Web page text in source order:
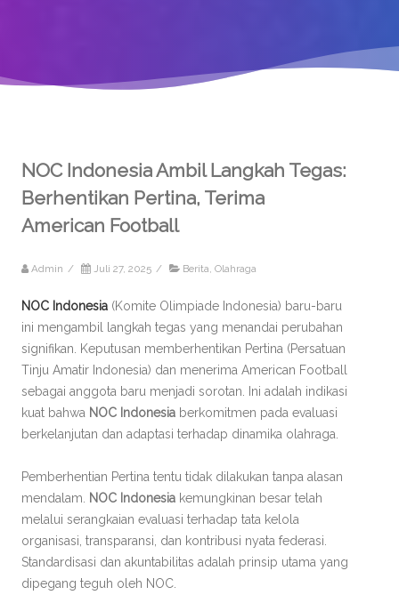
NOC Indonesia Ambil Langkah Tegas:
Berhentikan Pertina, Terima
American Football
Admin / Juli 27, 2025 / Berita, Olahraga
NOC Indonesia (Komite Olimpiade Indonesia) baru-baru
ini mengambil langkah tegas yang menandai perubahan
signifikan. Keputusan memberhentikan Pertina (Persatuan
Tinju Amatir Indonesia) dan menerima American Football
sebagai anggota baru menjadi sorotan. Ini adalah indikasi
kuat bahwa NOC Indonesia berkomitmen pada evaluasi
berkelanjutan dan adaptasi terhadap dinamika olahraga.
Pemberhentian Pertina tentu tidak dilakukan tanpa alasan
mendalam.
NOC Indonesia kemungkinan besar telah
melalui serangkaian evaluasi terhadap tata kelola
organisasi, transparansi, dan kontribusi nyata federasi.
Standardisasi dan akuntabilitas adalah prinsip utama yang
dipegang teguh oleh NOC.